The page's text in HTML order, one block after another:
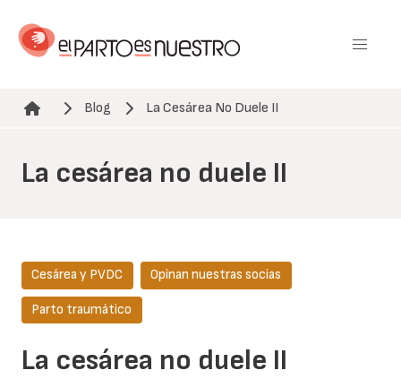
contenido
Ruta de navegación
Blog La Cesárea No Duele II
La cesárea no duele II
La cesárea no duele II
Cesárea y PVDC Opinan nuestras socias
Parto traumático